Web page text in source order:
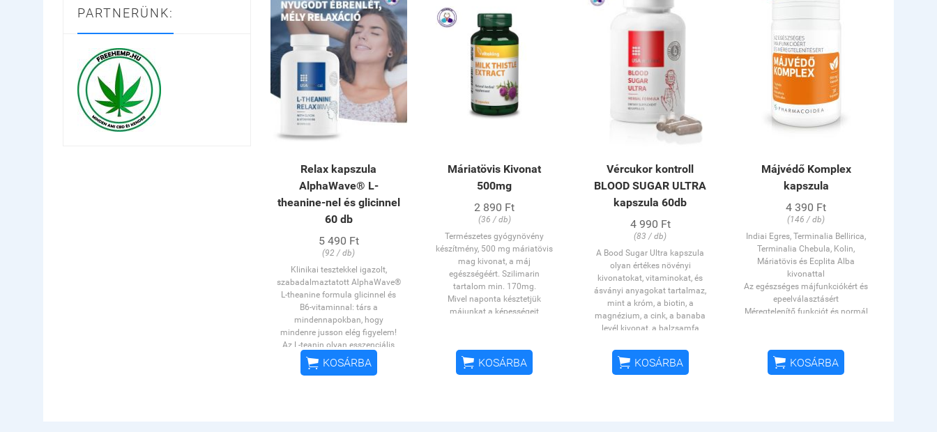
PARTNERÜNK:
Relax kapszula
AlphaWave® L-
theanine-nel és glicinnel
60 db
5 490 Ft
(92 / db)
Klinikai tesztekkel igazolt,
szabadalmaztatott AlphaWave®
L-theanine formula glicinnel és
B6-vitaminnal: társ a
mindennapokban, hogy
mindenre jusson elég figyelem!
Az L-teanin olyan esszenciális
aminosav, mely elősegíti a
koncentráció és a figyelmi
 KOSÁRBA
Máriatövis Kivonat
500mg
2 890 Ft
(36 / db)
Természetes gyógynövény
készítmény, 500 mg máriatövis
mag kivonat, a máj
egészségéért. Szilimarin
tartalom min. 170mg.
Mivel naponta késztetjük
májunkat a képességeit
gyógyszert szedünk vagy nehéz,
zsíros ételeket eszünk – ezért
nagyon fontos, hogy valamilyen
 KOSÁRBA
Vércukor kontroll
BLOOD SUGAR ULTRA
kapszula 60db
4 990 Ft
(83 / db)
A Bood Sugar Ultra kapszula
olyan értékes növényi
kivonatokat, vitaminokat, és
ásványi anyagokat tartalmaz,
mint a króm, a biotin, a
magnézium, a cink, a banaba
levél kivonat, a balzsamfa
cickafark kivonat és a selyem
eperfa levél őrlemény amelyek az
 KOSÁRBA
Májvédő Komplex
kapszula
4 390 Ft
(146 / db)
Indiai Egres, Terminalia Bellirica,
Terminalia Chebula, Kolin,
Máriatövis és Ecplita Alba
kivonattal
Az egészséges májfunkciókért és
epeelválasztásért
Méregtelenítő funkciót és normál
A MÁRIATÖVIS mag és az
ECLIPTA ALBA levél kivonatai
támogatják az egészséges
 KOSÁRBA